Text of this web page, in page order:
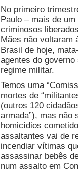
No primeiro
Paulo – mais de
criminosos
Mães não voltaram
Brasil de hoje,
agentes do
regime militar.
Temos uma
mortes de
(outros 120
armada”), mas não
homicídios
assaltantes vai de
incendiar vítimas
assassinar bebês
num assalto em